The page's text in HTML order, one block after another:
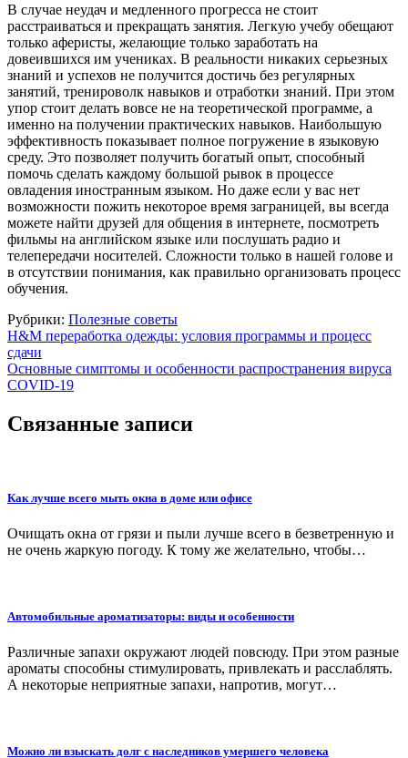
В случае неудач и медленного прогресса не стоит
расстраиваться и прекращать занятия. Легкую учебу обещают
только аферисты, желающие только заработать на
довеившихся им учениках. В реальности никаких серьезных
знаний и успехов не получится достичь без регулярных
занятий, тренироволк навыков и отработки знаний. При этом
упор стоит делать вовсе не на теоретической программе, а
именно на получении практических навыков. Наибольшую
эффективность показывает полное погружение в языковую
среду. Это позволяет получить богатый опыт, способный
помочь сделать каждому большой рывок в процессе
овладения иностранным языком. Но даже если у вас нет
возможности пожить некоторое время заграницей, вы всегда
можете найти друзей для общения в интернете, посмотреть
фильмы на английском языке или послушать радио и
телепередачи носителей. Сложности только в нашей голове и
в отсутствии понимания, как правильно организовать процеcс
обучения.
Рубрики: Полезные советы
Навигация
по
записям
H&M переработка одежды: условия программы и процесс
сдачи
Основные симптомы и особенности распространения вируса
COVID-19
Связанные записи
Как лучше всего мыть окна в доме или офисе
Очищать окна от грязи и пыли лучше всего в безветренную и
не очень жаркую погоду. К тому же желательно, чтобы…
Автомобильные ароматизаторы: виды и особенности
Различные запахи окружают людей повсюду. При этом разные
ароматы способны стимулировать, привлекать и расслаблять.
А некоторые неприятные запахи, напротив, могут…
Можно ли взыскать долг с наследников умершего человека